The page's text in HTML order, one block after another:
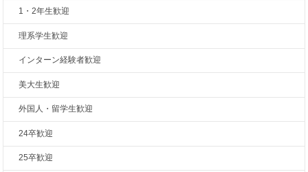
1・2年生歓迎
理系学生歓迎
インターン経験者歓迎
美大生歓迎
外国人・留学生歓迎
24卒歓迎
25卒歓迎